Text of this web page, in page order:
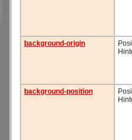
background-origin
background-position